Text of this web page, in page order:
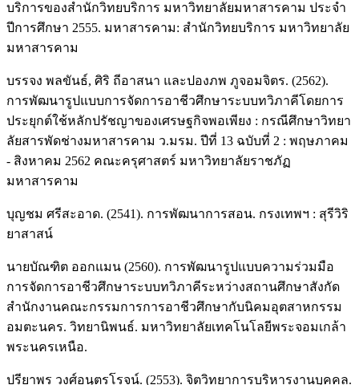
บริการของสำนักวิทยบริการ มหาวิทยาลัยมหาสารคาม ประจำ
ปีการศึกษา 2555. มหาสารคาม: สํานักวิทยบริการ มหาวิทยาลัย
มหาสารคาม
บรรจง พลขันธ์, ศิริ ถีอาสนา และปองภพ ภูจอมจิตร. (2562).
การพัฒนารูปแบบการจัดการอาชีวศึกษาระบบทวิภาคีโดยการ
ประยุกต์ใช้หลักปรัชญาของเศรษฐกิจพอเพียง : กรณีศึกษาวิทยา
ลัยสารพัดช่างมหาสารคาม ว.มรม. ปีที่ 13 ฉบับที่ 2 : พฤษภาคม
- สิงหาคม 2562 คณะครุศาสตร์ มหาวิทยาลัยราชภัฏ
มหาสารคาม
บุญชม ศรีสะอาด. (2541). การพัฒนาการสอน. กรงเทพฯ : สุรีวิริ
ยาสาสน์
นายบัณฑิต ออกแมน (2560). การพัฒนารูปแบบความร่วมมือ
การจัดการอาชีวศึกษาระบบทวิภาคีระหว่างสถานศึกษาสังกัด
สำนักงานคณะกรรมการการอาชีวศึกษากับนิคมอุตสาหกรรม
อมตะนคร. วิทยานิพนธ์. มหาวิทยาลัยเทคโนโลยีพระจอมเกล้า
พระนครเหนือ.
ปรียาพร วงศ์อนุตรโรจน์. (2553). จิตวิทยาการบริหารงานบุคคล.